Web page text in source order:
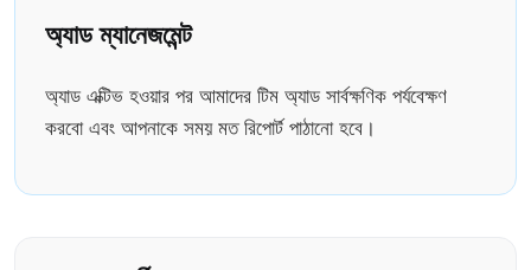
অ্যাড ম্যানেজমেন্ট
অ্যাড এক্টিভ হওয়ার পর আমাদের টিম অ্যাড সার্বক্ষণিক পর্যবেক্ষণ
করবো এবং আপনাকে সময় মত রিপোর্ট পাঠানো হবে।